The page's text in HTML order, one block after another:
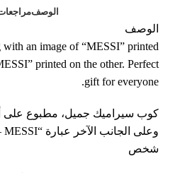
الوصفمراجعات
الوصف
an image of “MESSI” printed
printed on the other. Perfect
gift for everyone.
كوب سيراميك جميل، مطبوع على
شخص